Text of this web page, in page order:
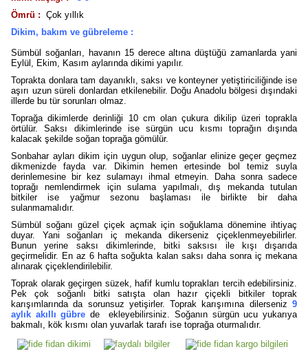
Ömrü : Çok yıllık
Dikim, bakım ve gübreleme :
Sümbül soğanları, havanın 15 derece altına düştüğü zamanlarda yani
Eylül, Ekim, Kasım aylarında dikimi yapılır.
Toprakta donlara tam dayanıklı, saksı ve konteyner yetiştiriciliğinde ise
aşırı uzun süreli donlardan etkilenebilir. Doğu Anadolu bölgesi dışındaki
illerde bu tür sorunları olmaz.
Toprağa dikimlerde derinliği 10 cm olan çukura dikilip üzeri toprakla
örtülür. Saksı dikimlerinde ise sürgün ucu kısmı toprağın dışında
kalacak şekilde soğan toprağa gömülür.
Sonbahar ayları dikim için uygun olup, soğanlar elinize geçer geçmez
dikmenizde fayda var. Dikimin hemen ertesinde bol temiz suyla
derinlemesine bir kez sulamayı ihmal etmeyin. Daha sonra sadece
toprağı nemlendirmek için sulama yapılmalı, dış mekanda tutulan
bitkiler ise yağmur sezonu başlaması ile birlikte bir daha
sulanmamalıdır.
Sümbül soğanı güzel çiçek açmak için soğuklama dönemine ihtiyaç
duyar. Yani soğanları iç mekanda dikerseniz çiçeklenmeyebilirler.
Bunun yerine saksı dikimlerinde, bitki saksısı ile kışı dışarıda
geçirmelidir. En az 6 hafta soğukta kalan saksı daha sonra iç mekana
alınarak çiçeklendirilebilir.
Toprak olarak geçirgen süzek, hafif kumlu toprakları tercih edebilirsiniz.
Pek çok soğanlı bitki satışta olan hazır çiçekli bitkiler toprak
karışımlarında da sorunsuz yetişirler. Toprak karışımına dilerseniz 9
aylık akıllı gübre de ekleyebilirsiniz. Soğanın sürgün ucu yukarıya
bakmalı, kök kısmı olan yuvarlak tarafı ise toprağa oturmalıdır.